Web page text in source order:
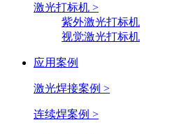
激光打标机 >
紫外激光打标机
视觉激光打标机
应用案例
激光焊接案例 >
连续焊案例 >